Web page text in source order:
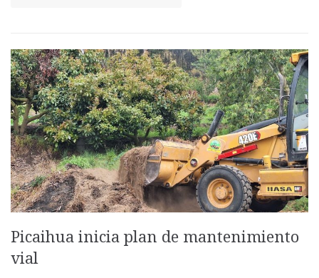
Picaihua inicia plan de mantenimiento
vial